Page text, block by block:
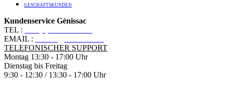
GESCHÄFTSKUNDEN
Kundenservice Génissac
TEL :
EMAIL :
TELEFONISCHER SUPPORT
Montag 13:30 - 17:00 Uhr
Dienstag bis Freitag
9:30 - 12:30 / 13:30 - 17:00 Uhr